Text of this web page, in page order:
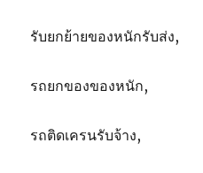
รับยกย้ายของหนักรับส่ง,
รถยกของของหนัก,
รถติดเครนรับจ้าง,